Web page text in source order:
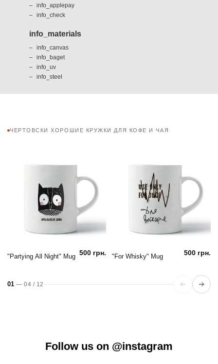
info_applepay
info_check
info_materials
info_canvas
info_baget
info_uv
info_steel
ЧЕРТОВСКИ ХОРОШИЕ КРУЖКИ ДЛЯ КОФЕ И ЧАЯ
"Partying All Night" Mug 500 грн. "For Whisky" Mug 500 грн.
01 —04 / 12
Follow us on @instagram